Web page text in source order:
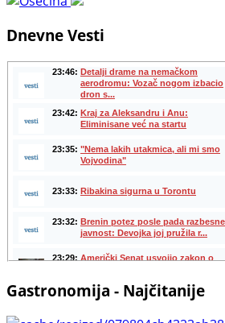
Dnevne Vesti
Gastronomija - Najčitanije